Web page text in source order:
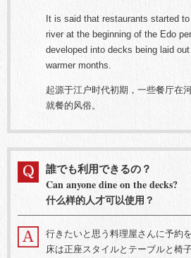
It is said that restaurants started
river at the beginning of the Edo
developed into decks being laid
warmer months.
起源于江户时代初期，一些餐厅在
就餐的风俗。
誰でも利用できるの？
Can anyone dine on the decks?
什么样的人才可以使用？
行きたいと思う料理屋さんに予約
床は正座スタイルとテーブルと椅